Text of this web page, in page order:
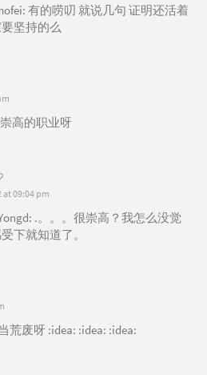
有的唠叨 就说几句 证明还活着
坚持的么
高的职业呀
at 09:04 pm
.。。。很崇高？我怎么没觉
下就知道了。
荒废呀 :idea: :idea: :idea: